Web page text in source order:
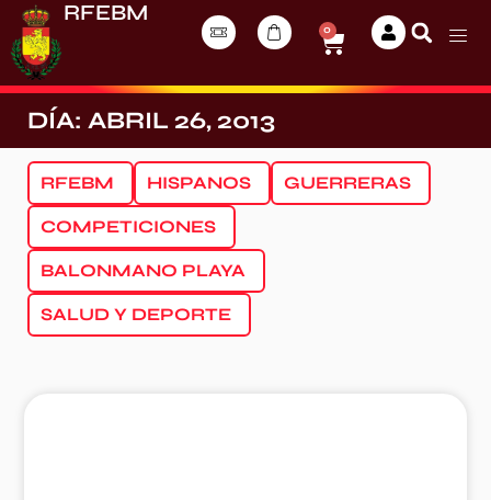
RFEBM
0
DÍA: ABRIL 26, 2013
RFEBM HISPANOS GUERRERAS
COMPETICIONES
BALONMANO PLAYA
SALUD Y DEPORTE